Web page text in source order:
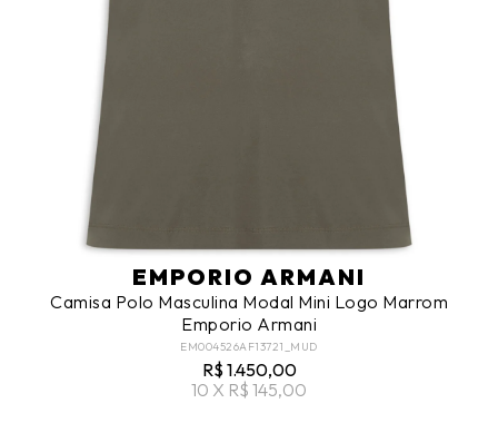
EMPORIO ARMANI
Camisa Polo Masculina Modal Mini Logo Marrom
Emporio Armani
EM004526AF13721_MUD
R$ 1.450,00
10 X R$ 145,00